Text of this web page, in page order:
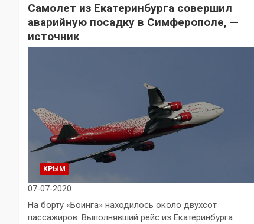
Самолет из Екатеринбурга совершил
аварийную посадку в Симферополе, —
источник
КРЫМ
07-07-2020
На борту «Боинга» находилось около двухсот
пассажиров. Выполнявший рейс из Екатеринбурга